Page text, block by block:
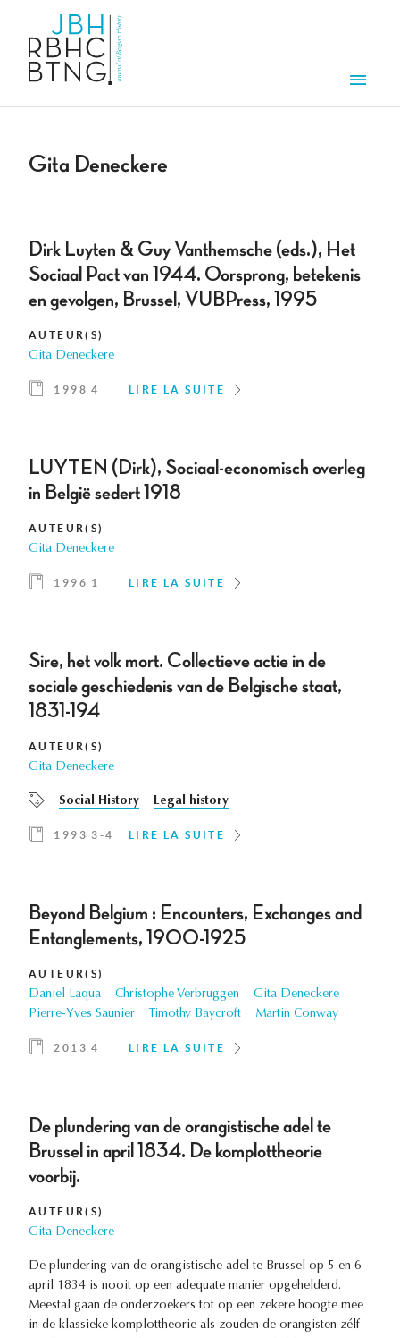
Gita Deneckere
Dirk Luyten & Guy Vanthemsche (eds.), Het
Sociaal Pact van 1944. Oorsprong, betekenis
en gevolgen, Brussel, VUBPress, 1995
AUTEUR(S)
Gita Deneckere
1998 4 LIRE LA SUITE
LUYTEN (Dirk), Sociaal-economisch overleg
in België sedert 1918
AUTEUR(S)
Gita Deneckere
1996 1 LIRE LA SUITE
Sire, het volk mort. Collectieve actie in de
sociale geschiedenis van de Belgische staat,
1831-194
AUTEUR(S)
Gita Deneckere
Social History Legal history
1993 3-4 LIRE LA SUITE
Beyond Belgium : Encounters, Exchanges and
Entanglements, 1900-1925
AUTEUR(S)
Daniel Laqua Christophe Verbruggen
Gita Deneckere
Pierre-Yves Saunier
Timothy Baycroft Martin Conway
2013 4 LIRE LA SUITE
De plundering van de orangistische adel te
Brussel in april 1834. De komplottheorie
voorbij.
AUTEUR(S)
Gita Deneckere
De plundering van de orangistische adel te Brussel op 5 en 6
april 1834 is nooit op een adequate manier opgehelderd.
Meestal gaan de onderzoekers tot op een zekere hoogte mee
in de klassieke komplottheorie als zouden de orangisten zélf